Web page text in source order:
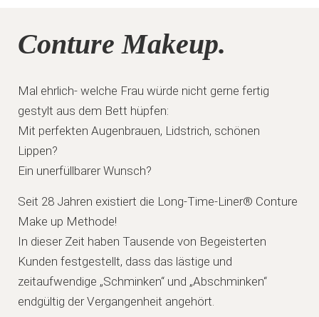
Conture Makeup.
Mal ehrlich- welche Frau würde nicht gerne fertig
gestylt aus dem Bett hüpfen:
Mit perfekten Augenbrauen, Lidstrich, schönen
Lippen?
Ein unerfüllbarer Wunsch?
Seit 28 Jahren existiert die Long-Time-Liner® Conture
Make up Methode!
In dieser Zeit haben Tausende von Begeisterten
Kunden festgestellt, dass das lästige und
zeitaufwendige „Schminken“ und „Abschminken“
endgültig der Vergangenheit angehört.